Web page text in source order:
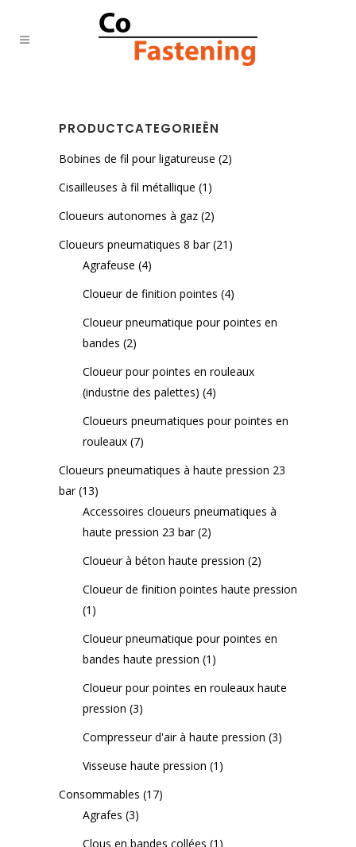
PRODUCTCATEGORIEËN
Bobines de fil pour ligatureuse (2)
Cisailleuses à fil métallique (1)
Cloueurs autonomes à gaz (2)
Cloueurs pneumatiques 8 bar (21)
Agrafeuse (4)
Cloueur de finition pointes (4)
Cloueur pneumatique pour pointes en
bandes (2)
Cloueur pour pointes en rouleaux
(industrie des palettes) (4)
Cloueurs pneumatiques pour pointes en
rouleaux (7)
Cloueurs pneumatiques à haute pression 23
bar (13)
Accessoires cloueurs pneumatiques à
haute pression 23 bar (2)
Cloueur à béton haute pression (2)
Cloueur de finition pointes haute pression
(1)
Cloueur pneumatique pour pointes en
bandes haute pression (1)
Cloueur pour pointes en rouleaux haute
pression (3)
Compresseur d'air à haute pression (3)
Visseuse haute pression (1)
Consommables (17)
Agrafes (3)
Clous en bandes collées (1)